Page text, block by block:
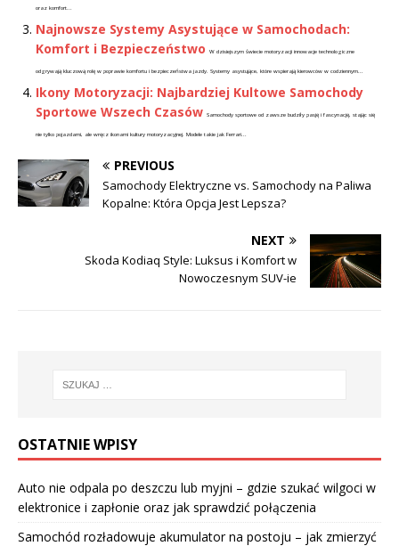
oraz komfort...
Najnowsze Systemy Asystujące w Samochodach:
Komfort i Bezpieczeństwo
W dzisiejszym świecie motoryzacji innowacje technologiczne
odgrywają kluczową rolę w poprawie komfortu i bezpieczeństwa jazdy. Systemy asystujące, które wspierają kierowców w codziennym...
Ikony Motoryzacji: Najbardziej Kultowe Samochody
Sportowe Wszech Czasów Samochody sportowe od zawsze budziły pasję i fascynację, stając się
nie tylko pojazdami, ale wręcz ikonami kultury motoryzacyjnej. Modele takie jak Ferrari...
PREVIOUS
Samochody Elektryczne vs. Samochody na Paliwa
Kopalne: Która Opcja Jest Lepsza?
NEXT
Skoda Kodiaq Style: Luksus i Komfort w
Nowoczesnym SUV-ie
OSTATNIE WPISY
Auto nie odpala po deszczu lub myjni – gdzie szukać wilgoci w
elektronice i zapłonie oraz jak sprawdzić połączenia
Samochód rozładowuje akumulator na postoju – jak zmierzyć